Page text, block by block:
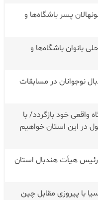
پسر باشگاه‌ها و
بانوان باشگاه‌ها و
نوجوانان در مسابقات
واقعی خود بازگردد/ با
در این استان خواهیم
هیأت هندبال استان
با پیروزی مقابل چین